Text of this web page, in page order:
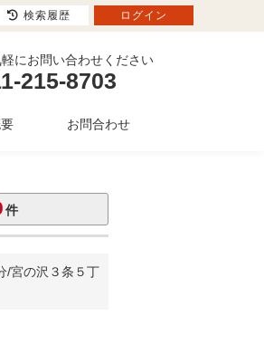
にお問い合わせください
215-8703
お問合わせ
件
/宮の沢３条５丁
検索履歴 ログイン